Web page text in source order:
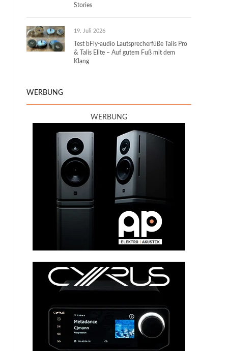
Stories
19. Juli 2026
Test bFly-audio Lautsprecherfüße Talis Pro
& Talis Elite – Auf gutem Fuß mit dem
Klang
WERBUNG
WERBUNG